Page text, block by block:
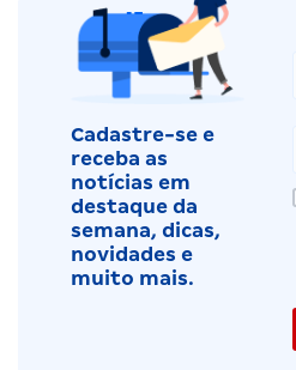
Cadastre-se e
receba as
notícias em
destaque da
semana, dicas,
novidades e
muito mais.